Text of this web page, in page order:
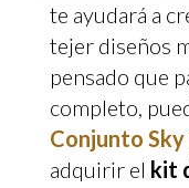
te ayudará a
tejer diseños
pensado que
completo,
Conjunto
adquirir el kit